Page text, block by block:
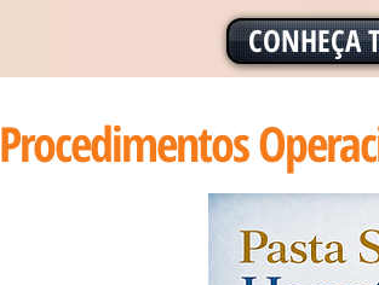
CONHEÇA
Procedimentos